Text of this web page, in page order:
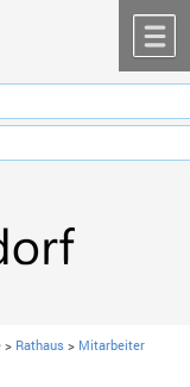
> Rathaus > Mitarbeiter